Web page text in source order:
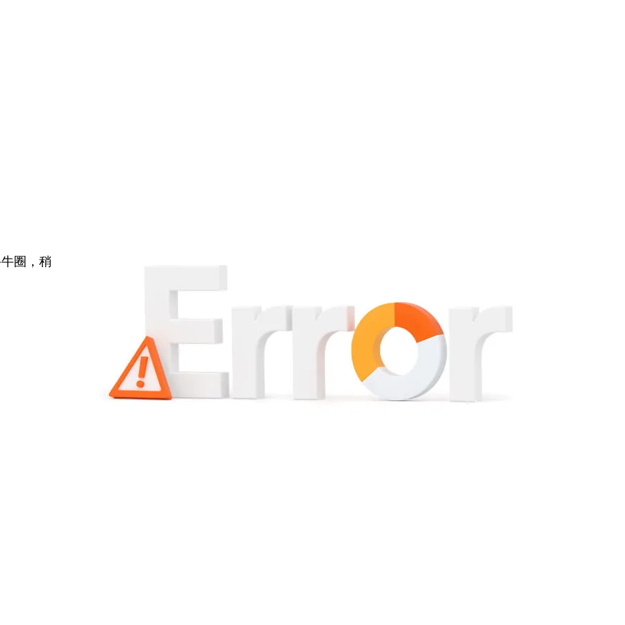
圈，稍